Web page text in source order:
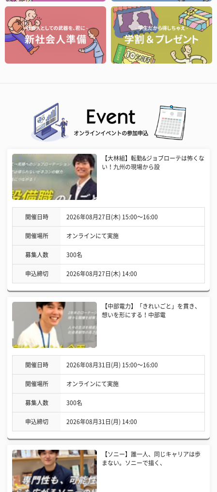
オンラインイベントの参加申込
【大林組】転勤&ジョブローテは怖くな
い！九州の現場から設
開催日時 2026年08月27日(木) 15:00〜16:00
開催場所 オンラインにて実施
募集人数 300名
申込締切 2026年08月27日(木) 14:00
【中部電力】「きれいごと」を貫き、
想いを形にする！中部電
開催日時 2026年08月31日(月) 15:00〜16:00
開催場所 オンラインにて実施
募集人数 300名
申込締切 2026年08月31日(月) 14:00
【ソニー】誰一人、同じキャリアは歩
まない。ソニーで描く、